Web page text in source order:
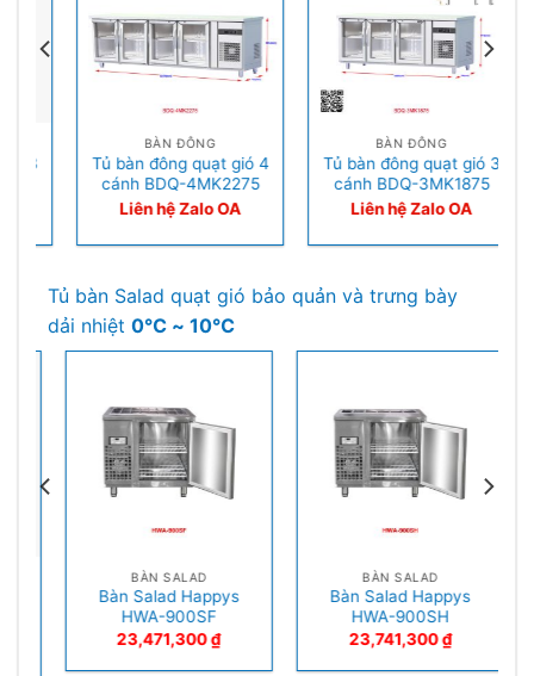
BÀN ĐÔNG
Tủ bàn đông quạt gió 4
cánh BDQ-4MK2275
Liên hệ Zalo OA
BÀN ĐÔNG
Tủ bàn đông quạt gió 3
cánh BDQ-3MK1875
Liên hệ Zalo OA
Tủ bàn Salad quạt gió bảo quản và trưng bày
dải nhiệt 0℃ ~ 10℃
BÀN SALAD
Bàn Salad Happys
HWA-900SF
23,471,300₫
BÀN SALAD
Bàn Salad Happys
HWA-900SH
23,741,300₫